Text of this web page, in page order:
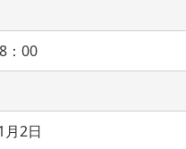
：00
月2日